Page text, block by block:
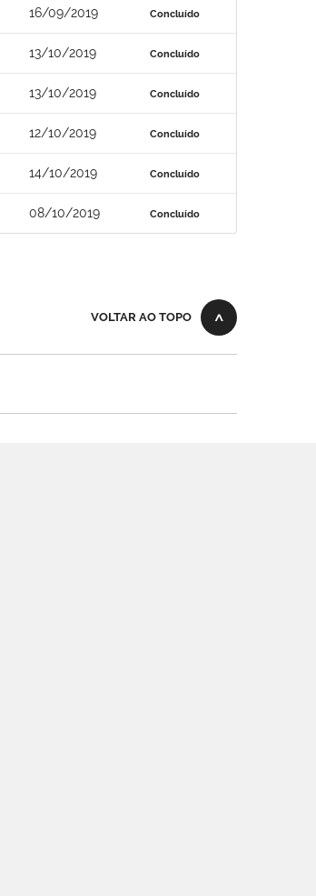
16/09/2019 Concluído
13/10/2019 Concluído
13/10/2019 Concluído
12/10/2019 Concluído
14/10/2019 Concluído
08/10/2019 Concluído
VOLTAR AO TOPO